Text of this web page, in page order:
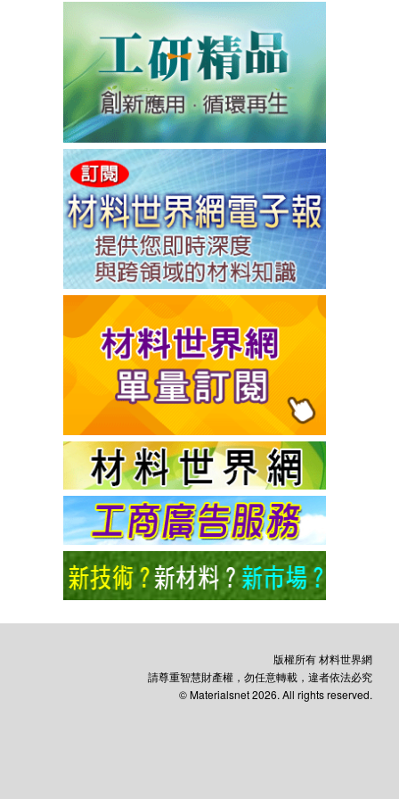
版權所有 材料世界網
請尊重智慧財產權，勿任意轉載，違者依法必究
© Materialsnet 2026. All rights reserved.